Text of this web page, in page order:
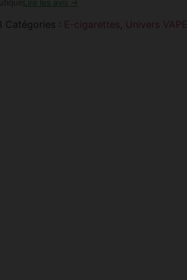
Lire les avis →
Catégories : E-cigarettes, Univers VAPE